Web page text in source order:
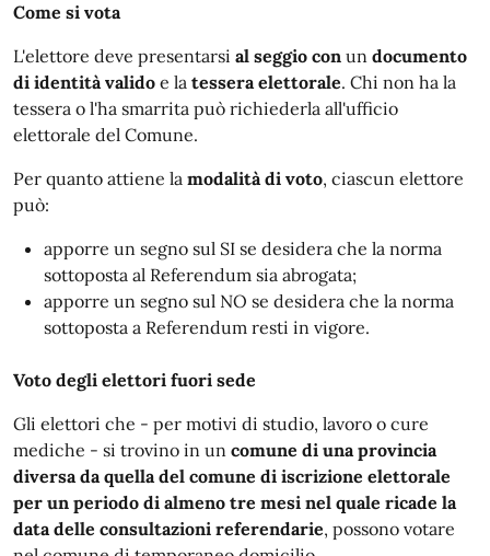
Come si vota
L'elettore deve presentarsi al seggio con un documento
di identità valido e la tessera elettorale. Chi non ha la
tessera o l'ha smarrita può richiederla all'ufficio
elettorale del Comune.
Per quanto attiene la modalità di voto, ciascun elettore
può:
apporre un segno sul SI se desidera che la norma
sottoposta al Referendum sia abrogata;
apporre un segno sul NO se desidera che la norma
sottoposta a Referendum resti in vigore.
Voto degli elettori fuori sede
Gli elettori che - per motivi di studio, lavoro o cure
mediche - si trovino in un comune di una provincia
diversa da quella del comune di iscrizione elettorale
per un periodo di almeno tre mesi nel quale ricade la
data delle consultazioni referendarie, possono votare